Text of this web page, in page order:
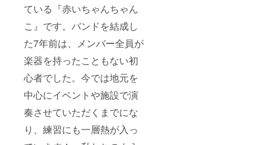
ている『赤いちゃんちゃん
こ』です。バンドを結成し
た7年前は、メンバー全員が
楽器を持ったこともない初
心者でした。今では地元を
中心にイベントや施設で演
奏させていただくまでにな
り、練習にも一層熱が入っ